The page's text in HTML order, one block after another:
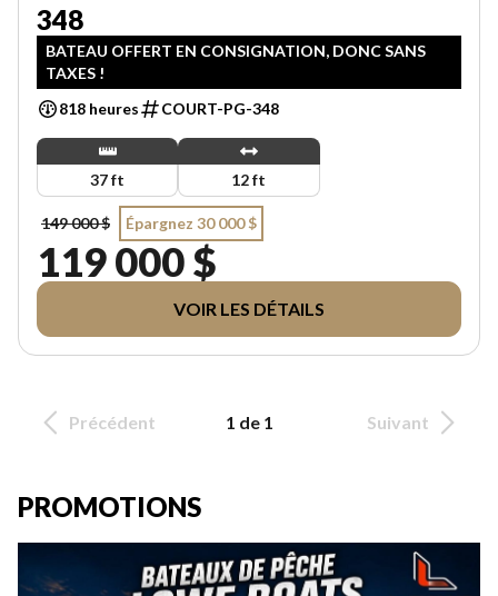
348
BATEAU OFFERT EN CONSIGNATION, DONC SANS
TAXES !
818 heures
COURT-PG-348
37 ft 12 ft
149 000 $ Épargnez 30 000 $
119 000 $
VOIR LES DÉTAILS
Précédent 1 de 1 Suivant
PROMOTIONS